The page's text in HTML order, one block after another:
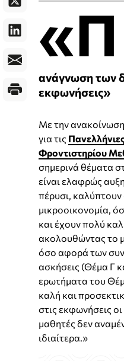
«Π
ανάγνωση των
εκφωνήσεις»
Με την
για τις
Φροντιστηρίου
σημερινά θέματα
είναι ελαφρώς
πέρυσι,
μικροοικονομία,
και έχουν πολύ
ακολουθώντας το
όσο αφορά των
ασκήσεις (Θέμα Γ
ερωτήματα του
καλή και
στις εκφωνήσεις
μαθητές δεν
ιδιαίτερα.»